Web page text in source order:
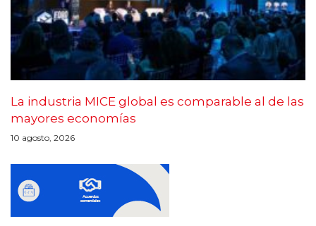
La industria MICE global es comparable al de las
mayores economías
10 agosto, 2026